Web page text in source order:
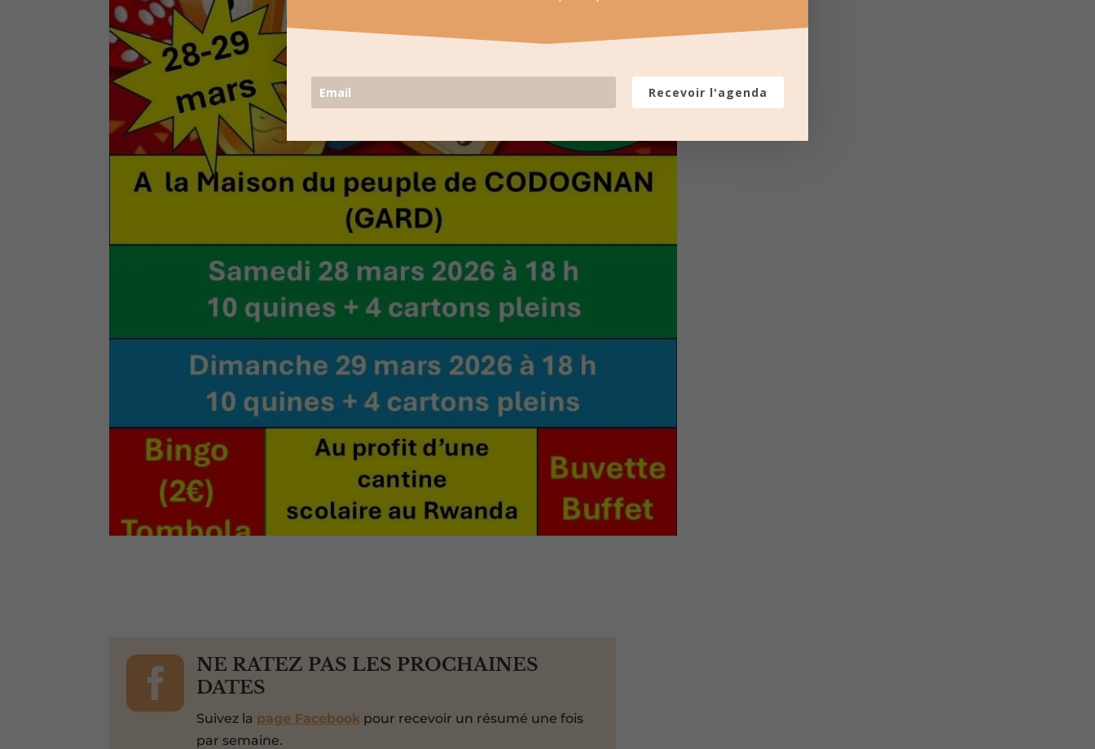

NE RATEZ PAS LES PROCHAINES
DATES
Suivez la page Facebookpour recevoir un résumé une fois
par semaine.
Recevoir l'agenda